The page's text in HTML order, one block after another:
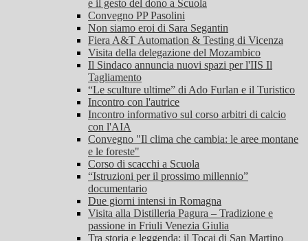
e il gesto del dono a Scuola
Convegno PP Pasolini
Non siamo eroi di Sara Segantin
Fiera A&T Automation & Testing di Vicenza
Visita della delegazione del Mozambico
Il Sindaco annuncia nuovi spazi per l'IIS Il
Tagliamento
“Le sculture ultime” di Ado Furlan e il Turistico
Incontro con l'autrice
Incontro informativo sul corso arbitri di calcio
con l'AIA
Convegno "Il clima che cambia: le aree montane
e le foreste"
Corso di scacchi a Scuola
“Istruzioni per il prossimo millennio”
documentario
Due giorni intensi in Romagna
Visita alla Distilleria Pagura – Tradizione e
passione in Friuli Venezia Giulia
Tra storia e leggenda: il Tocai di San Martino